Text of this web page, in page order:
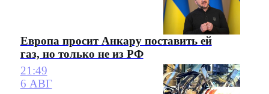
Европа просит Анкару поставить ей
газ, но только не из РФ
21:49
6 АВГ